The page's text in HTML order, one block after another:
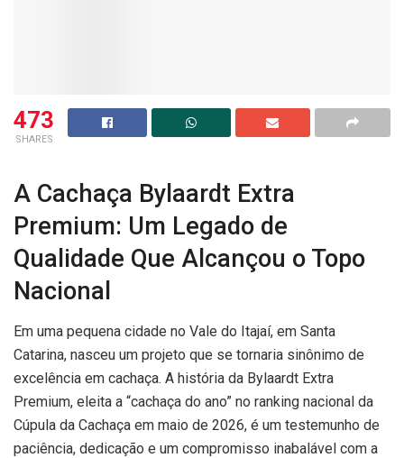
473
SHARES
A Cachaça Bylaardt Extra
Premium: Um Legado de
Qualidade Que Alcançou o Topo
Nacional
Em uma pequena cidade no Vale do Itajaí, em Santa
Catarina, nasceu um projeto que se tornaria sinônimo de
excelência em cachaça. A história da Bylaardt Extra
Premium, eleita a “cachaça do ano” no ranking nacional da
Cúpula da Cachaça em maio de 2026, é um testemunho de
paciência, dedicação e um compromisso inabalável com a